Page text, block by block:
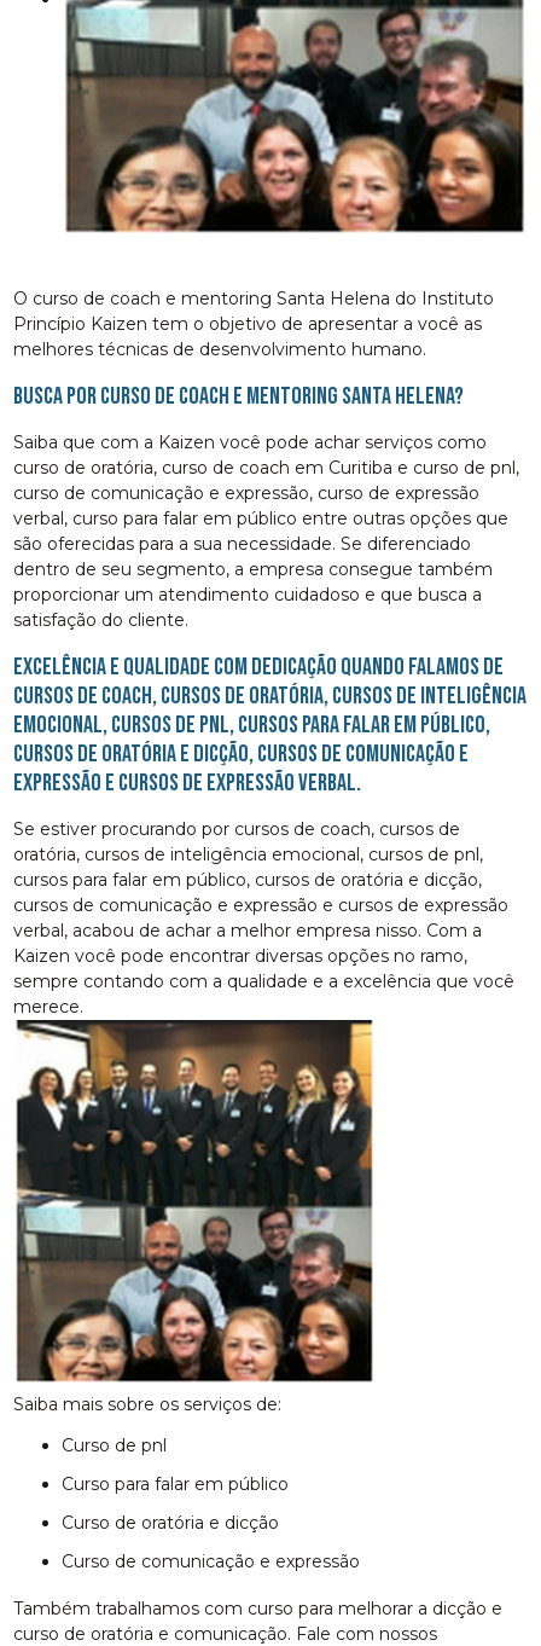
O curso de coach e mentoring Santa Helena do Instituto
Princípio Kaizen tem o objetivo de apresentar a você as
melhores técnicas de desenvolvimento humano.
Busca por curso de coach e mentoring Santa Helena?
Saiba que com a Kaizen você pode achar serviços como
curso de oratória, curso de coach em Curitiba e curso de pnl,
curso de comunicação e expressão, curso de expressão
verbal, curso para falar em público entre outras opções que
são oferecidas para a sua necessidade. Se diferenciado
dentro de seu segmento, a empresa consegue também
proporcionar um atendimento cuidadoso e que busca a
satisfação do cliente.
Excelência e qualidade com dedicação quando falamos de
cursos de coach, cursos de oratória, cursos de inteligência
emocional, cursos de pnl, cursos para falar em público,
cursos de oratória e dicção, cursos de comunicação e
expressão e cursos de expressão verbal.
Se estiver procurando por cursos de coach, cursos de
oratória, cursos de inteligência emocional, cursos de pnl,
cursos para falar em público, cursos de oratória e dicção,
cursos de comunicação e expressão e cursos de expressão
verbal, acabou de achar a melhor empresa nisso. Com a
Kaizen você pode encontrar diversas opções no ramo,
sempre contando com a qualidade e a excelência que você
merece.
Saiba mais sobre os serviços de:
curso de pnl
curso para falar em público
curso de oratória e dicção
curso de comunicação e expressão
Também trabalhamos com curso para melhorar a dicção e
curso de oratória e comunicação. Fale com nossos